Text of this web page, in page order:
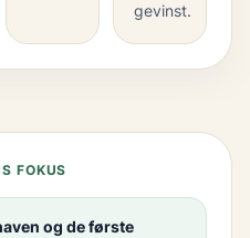
gevinst.
FOKUS
og de første